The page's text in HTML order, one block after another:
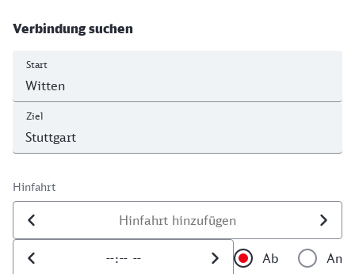
Verbindung suchen
Start
Ziel
Hinfahrt
Datum der Hinfahrt
Uhrzeit der Hinfahrt
Ab
An